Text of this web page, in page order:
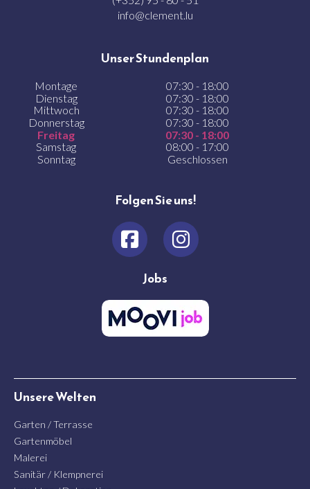
info@clement.lu
Unser Stundenplan
Montage
07:30 - 18:00
Dienstag
07:30 - 18:00
Mittwoch
07:30 - 18:00
Donnerstag
07:30 - 18:00
Freitag
07:30 - 18:00
Samstag
08:00 - 17:00
Sonntag
Geschlossen
Folgen Sie uns!
Jobs
Unsere Welten
Garten / Terrasse
Gartenmöbel
Malerei
Sanitär / Klempnerei